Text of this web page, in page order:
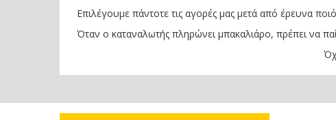
Επιλέγουμε πάντοτε τις αγορές μας μετά από έρευνα
Όταν ο καταναλωτής πληρώνει μπακαλιάρο, πρέπει να
Όχι στην παραπλάνηση